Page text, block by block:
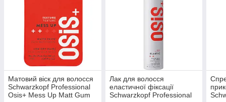
Матовий віск для волосся
Schwarzkopf Professional
Osis+ Mess Up Matt Gum
Лак для волосся
еластичної фіксації
Schwarzkopf Professional